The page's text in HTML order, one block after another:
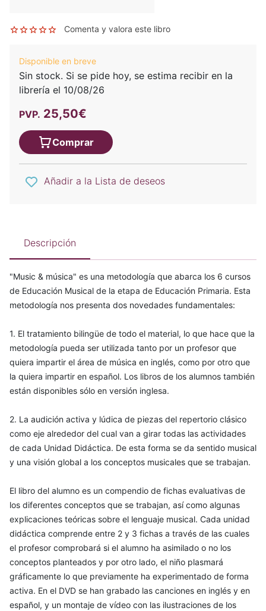
Comenta y valora este libro
Disponible en breve
Sin stock. Si se pide hoy, se estima recibir en la
librería el 10/08/26
PVP. 25,50€
Comprar
Añadir a la Lista de deseos
Descripción
"Music & música" es una metodología que abarca los 6 cursos
de Educación Musical de la etapa de Educación Primaria. Esta
metodología nos presenta dos novedades fundamentales:
1. El tratamiento bilingüe de todo el material, lo que hace que la
metodología pueda ser utilizada tanto por un profesor que
quiera impartir el área de música en inglés, como por otro que
la quiera impartir en español. Los libros de los alumnos también
están disponibles sólo en versión inglesa.
2. La audición activa y lúdica de piezas del repertorio clásico
como eje alrededor del cual van a girar todas las actividades
de cada Unidad Didáctica. De esta forma se da sentido musical
y una visión global a los conceptos musicales que se trabajan.
El libro del alumno es un compendio de fichas evaluativas de
los diferentes conceptos que se trabajan, así como algunas
explicaciones teóricas sobre el lenguaje musical. Cada unidad
didáctica comprende entre 2 y 3 fichas a través de las cuales
el profesor comprobará si el alumno ha asimilado o no los
conceptos planteados y por otro lado, el niño plasmará
gráficamente lo que previamente ha experimentado de forma
activa. En el DVD se han grabado las canciones en inglés y en
español, y un montaje de vídeo con las ilustraciones de los